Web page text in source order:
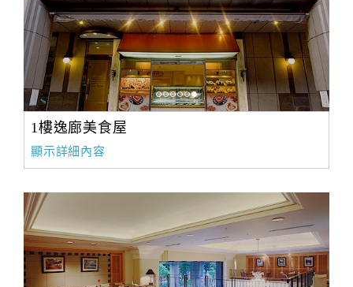
1樓逸廊美食屋
顯示詳細內容